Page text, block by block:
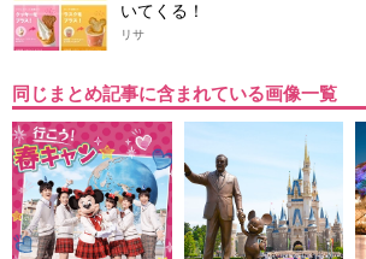
いてくる！
リサ
同じまとめ記事に含まれている画像一覧